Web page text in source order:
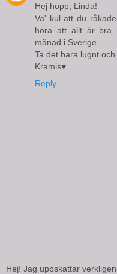
Hej hopp, Linda!
Va' kul att du
höra att allt är bra
månad i Sverige.
Ta det bara lugnt
Kramis♥
Reply
Hej! Jag uppskattar